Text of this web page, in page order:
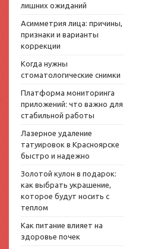
лишних ожиданий
Асимметрия лица: причины,
признаки и варианты
коррекции
Когда нужны
стоматологические снимки
Платформа мониторинга
приложений: что важно для
стабильной работы
Лазерное удаление
татуировок в Красноярске
быстро и надежно
Золотой кулон в подарок:
как выбрать украшение,
которое будут носить с
теплом
Как питание влияет на
здоровье почек